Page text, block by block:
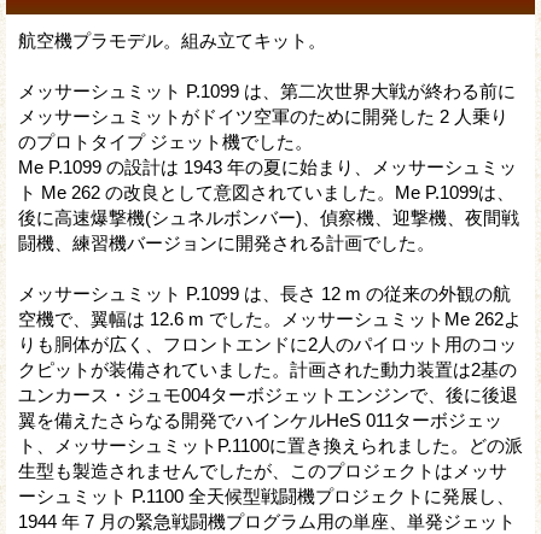
航空機プラモデル。組み立てキット。
メッサーシュミット P.1099 は、第二次世界大戦が終わる前に
メッサーシュミットがドイツ空軍のために開発した 2 人乗り
のプロトタイプ ジェット機でした。
Me P.1099 の設計は 1943 年の夏に始まり、メッサーシュミッ
ト Me 262 の改良として意図されていました。Me P.1099は、
後に高速爆撃機(シュネルボンバー)、偵察機、迎撃機、夜間戦
闘機、練習機バージョンに開発される計画でした。
メッサーシュミット P.1099 は、長さ 12 m の従来の外観の航
空機で、翼幅は 12.6 m でした。メッサーシュミットMe 262よ
りも胴体が広く、フロントエンドに2人のパイロット用のコッ
クピットが装備されていました。計画された動力装置は2基の
ユンカース・ジュモ004ターボジェットエンジンで、後に後退
翼を備えたさらなる開発でハインケルHeS 011ターボジェッ
ト、メッサーシュミットP.1100に置き換えられました。どの派
生型も製造されませんでしたが、このプロジェクトはメッサ
ーシュミット P.1100 全天候型戦闘機プロジェクトに発展し、
1944 年 7 月の緊急戦闘機プログラム用の単座、単発ジェット